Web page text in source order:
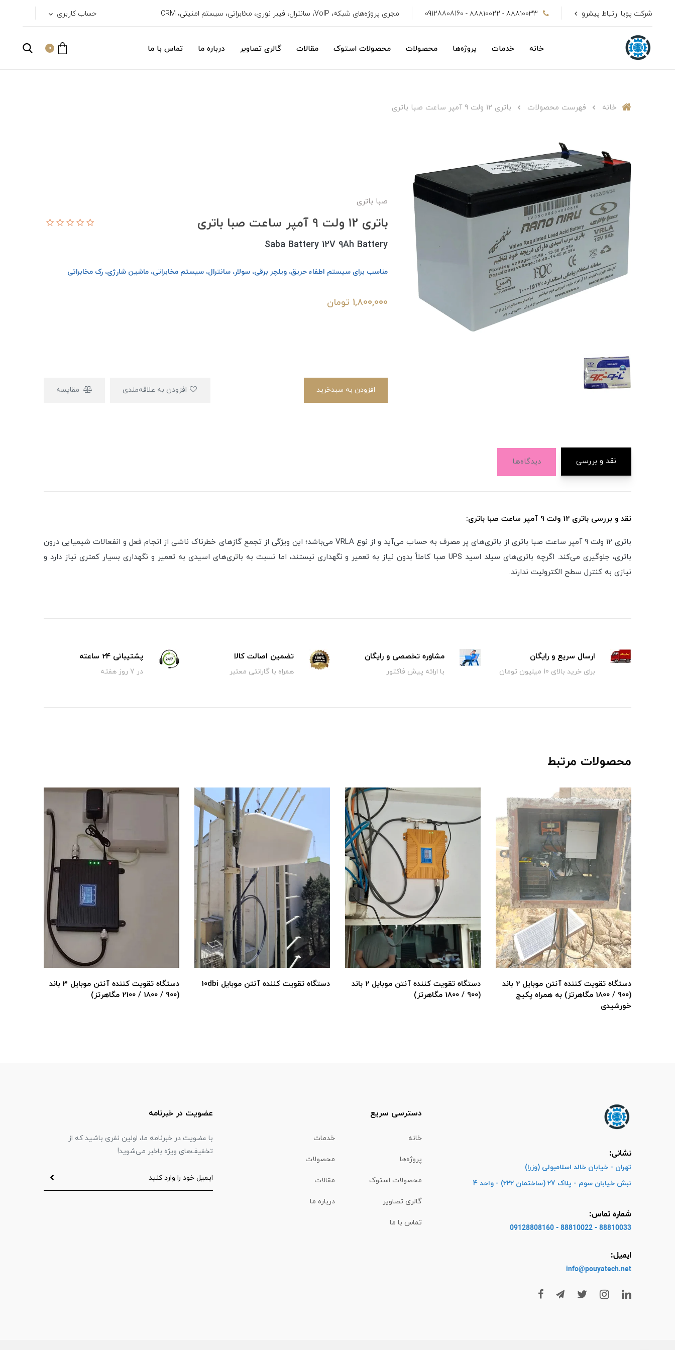
شرکت پویا ارتباط پیشرو ۸۸۸۱۰۰33 - ۸۸۸۱۰۰22 - 09128808160 مجری پروژه‌های شبکه، VoIP، سانترال، فیبر نوری، مخابراتی، سیستم امنیتی، CRM حساب کاربری
خانه خدمات پروژه‌ها محصولات محصولات استوک مقالات گالری تصاویر درباره ما تماس با ما 0
خانه فهرست محصولات باتری 12 ولت 9 آمپر ساعت صبا باتری
صبا باتری
باتری 12 ولت 9 آمپر ساعت صبا باتری
Saba Battery 12V 9Ah Battery
مناسب برای سیستم اطفاء حریق، ویلچر برقی، سولار، سانترال، سیستم مخابراتی، ماشین شارژی، رک مخابراتی
1,800,000 تومان
افزودن به سبدخرید مقایسه
نقد و بررسی دیدگاه‌ها
نقد و بررسی باتری 12 ولت 9 آمپر ساعت صبا باتری:
باتری 12 ولت 9 آمپر ساعت صبا باتری از باتری‌های پر مصرف به حساب می‌آید و از نوع VRLA می‌باشد؛ این ویژگی از تجمع گازهای خطرناک ناشی از انجام فعل و انفعالات شیمیایی درون
باتری، جلوگیری می‌کند. اگرچه باتری‌های سیلد اسید UPS صبا کاملاً بدون نیاز به تعمیر و نگهداری نیستند، اما نسبت به باتری‌های اسیدی به تعمیر و نگهداری بسیار کمتری نیاز دارد و
نیازی به کنترل سطح الکترولیت ندارند.
ارسال سریع و رایگان
برای خرید بالای 10 میلیون تومان
مشاوره تخصصی و رایگان
با ارائه پیش فاکتور
تضمین اصالت کالا
همراه با گارانتی معتبر
پشتیبانی 24 ساعته
در 7 روز هفته
محصولات مرتبط
دستگاه تقویت کننده آنتن موبایل 2 باند
(900 / 1800 مگاهرتز) به همراه پکیج
خورشیدی
دستگاه تقویت کننده آنتن موبایل 2 باند
(900 / 1800 مگاهرتز)
دستگاه تقویت کننده آنتن موبایل 10dbi
دستگاه تقویت کننده آنتن موبایل 3 باند
(900 / 1800 / 2100 مگاهرتز)
نشانی:
تهران - خیابان خالد اسلامبولی (وزرا)
نبش خیابان سوم - پلاک 27 (ساختمان 222) - واحد 4
شماره تماس:
88810033 - 88810022 - 09128808160
ایمیل:
info@pouyatech.net
دسترسی سریع
خانه خدمات
پروژه‌ها محصولات
محصولات استوک مقالات
گالری تصاویر درباره ما
تماس با ما
عضویت در خبرنامه
با عضویت در خبرنامه ما، اولین نفری باشید که از
تخفیف‌های ویژه باخبر می‌شوید!